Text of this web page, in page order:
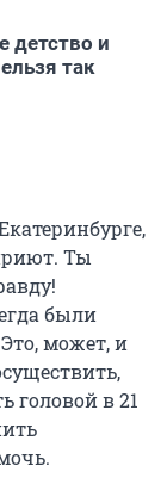
детство и
так
Ты
были
может, и
головой в 21